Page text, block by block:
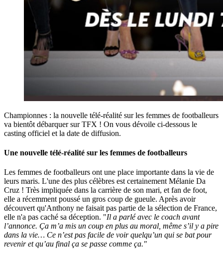
Championnes : la nouvelle télé-réalité sur les femmes de footballeurs
va bientôt débarquer sur TFX ! On vous dévoile ci-dessous le
casting officiel et la date de diffusion.
Une nouvelle télé-réalité sur les femmes de footballeurs
Les femmes de footballeurs ont une place importante dans la vie de
leurs maris. L'une des plus célèbres est certainement Mélanie Da
Cruz ! Très impliquée dans la carrière de son mari, et fan de foot,
elle a récemment poussé un gros coup de gueule. Après avoir
découvert qu'Anthony ne faisait pas partie de la sélection de France,
elle n'a pas caché sa déception. "Il a parlé avec le coach avant
l’annonce. Ça m’a mis un coup en plus au moral, même s’il y a pire
dans la vie… Ce n’est pas facile de voir quelqu’un qui se bat pour
revenir et qu’au final ça se passe comme ça."